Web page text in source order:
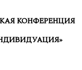
КОНФЕРЕНЦИЯ